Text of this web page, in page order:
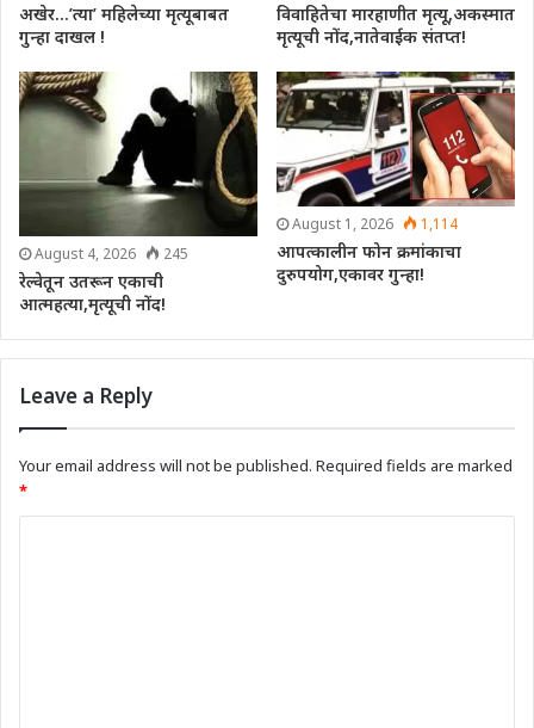
अखेर…’त्या’ महिलेच्या मृत्यूबाबत
गुन्हा दाखल !
विवाहितेचा मारहाणीत मृत्यू,अकस्मात
मृत्यूची नोंद,नातेवाईक संतप्त!
August 4, 2026 245
रेल्वेतून उतरून एकाची
आत्महत्या,मृत्यूची नोंद!
August 1, 2026 1,114
आपत्कालीन फोन क्रमांकाचा
दुरुपयोग,एकावर गुन्हा!
Leave a Reply
Your email address will not be published. Required fields are marked
*